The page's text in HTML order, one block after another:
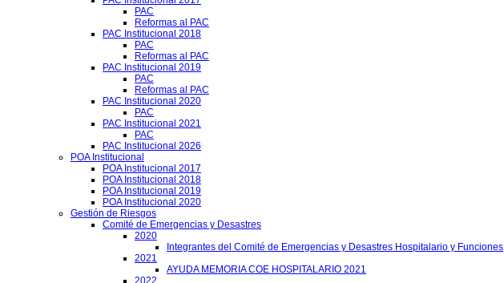
PAC
Reformas al PAC
PAC Institucional 2018
PAC
Reformas al PAC
PAC Institucional 2019
PAC
Reformas al PAC
PAC Institucional 2020
PAC
PAC Institucional 2021
PAC
PAC Institucional 2026
POA Institucional
POA Institucional 2017
POA Institucional 2018
POA Institucional 2019
POA Institucional 2020
Gestión de Riesgos
Comité de Emergencias y Desastres
2020
Integrantes del Comité de Emergencias y Desastres Hospitalario y Funciones
2021
AYUDA MEMORIA COE HOSPITALARIO 2021
2022